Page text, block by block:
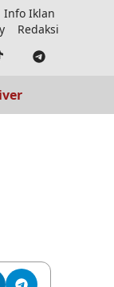
Info Iklan
Redaksi